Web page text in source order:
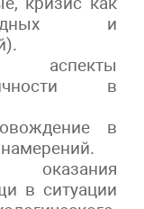
и
аспекты
в
в
в ситуации